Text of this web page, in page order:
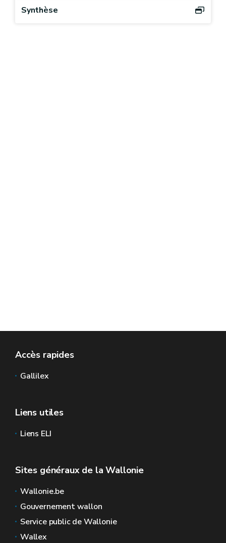
Synthèse
Accès rapides
Gallilex
Liens utiles
Liens ELI
Sites généraux de la Wallonie
Wallonie.be
Gouvernement wallon
Service public de Wallonie
Wallex